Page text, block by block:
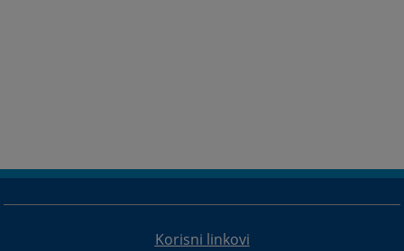
Korisni linkovi